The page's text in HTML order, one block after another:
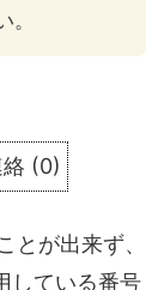
(0)
とが出来ず、
している番号